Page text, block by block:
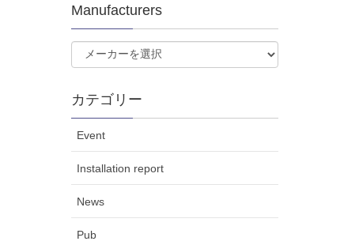
Manufacturers
カテゴリー
Event
Installation report
News
Pub